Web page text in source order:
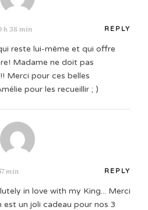
h 38 min REPLY
reste lui-même et qui offre
Madame ne doit pas
Merci pour ces belles
pour les recueillir ; )
min REPLY
in love with my King... Merci
un joli cadeau pour nos 3